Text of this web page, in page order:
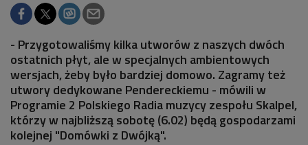
- Przygotowaliśmy kilka utworów z naszych dwóch
ostatnich płyt, ale w specjalnych ambientowych
wersjach, żeby było bardziej domowo. Zagramy też
utwory dedykowane Pendereckiemu - mówili w
Programie 2 Polskiego Radia muzycy zespołu Skalpel,
którzy w najbliższą sobotę (6.02) będą gospodarzami
kolejnej "Domówki z Dwójką".